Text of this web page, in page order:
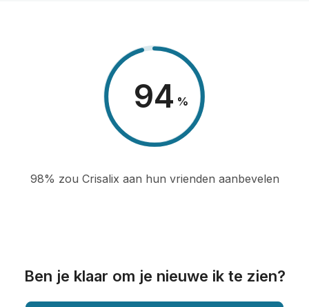
98 %
98% zou Crisalix aan hun vrienden aanbevelen
Ben je klaar om je nieuwe ik te zien?